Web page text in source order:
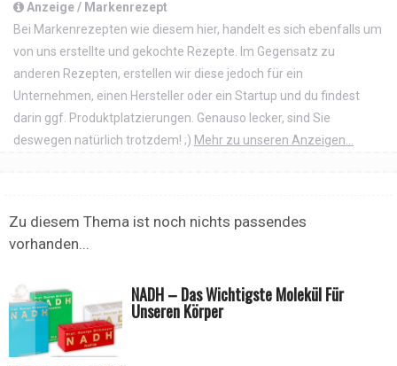
Anzeige / Markenrezept
Bei Markenrezepten wie diesem hier, handelt es sich ebenfalls um
von uns erstellte und gekochte Rezepte. Im Gegensatz zu
anderen Rezepten, erstellen wir diese jedoch für ein
Unternehmen, einen Hersteller oder ein Startup und du findest
darin ggf. Produktplatzierungen. Genauso lecker, sind Sie
deswegen natürlich trotzdem! ;) Mehr zu unseren Anzeigen...
Zu diesem Thema ist noch nichts passendes
vorhanden...
NADH – Das Wichtigste Molekül Für
Unseren Körper